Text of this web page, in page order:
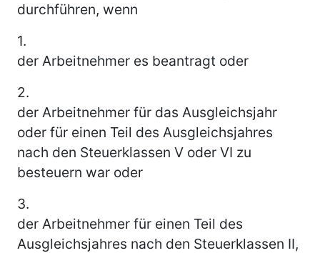
durchführen, wenn
1.
der Arbeitnehmer es beantragt oder
2.
der Arbeitnehmer für das Ausgleichsjahr
oder für einen Teil des Ausgleichsjahres
nach den Steuerklassen V oder VI zu
besteuern war oder
3.
der Arbeitnehmer für einen Teil des
Ausgleichsjahres nach den Steuerklassen II,